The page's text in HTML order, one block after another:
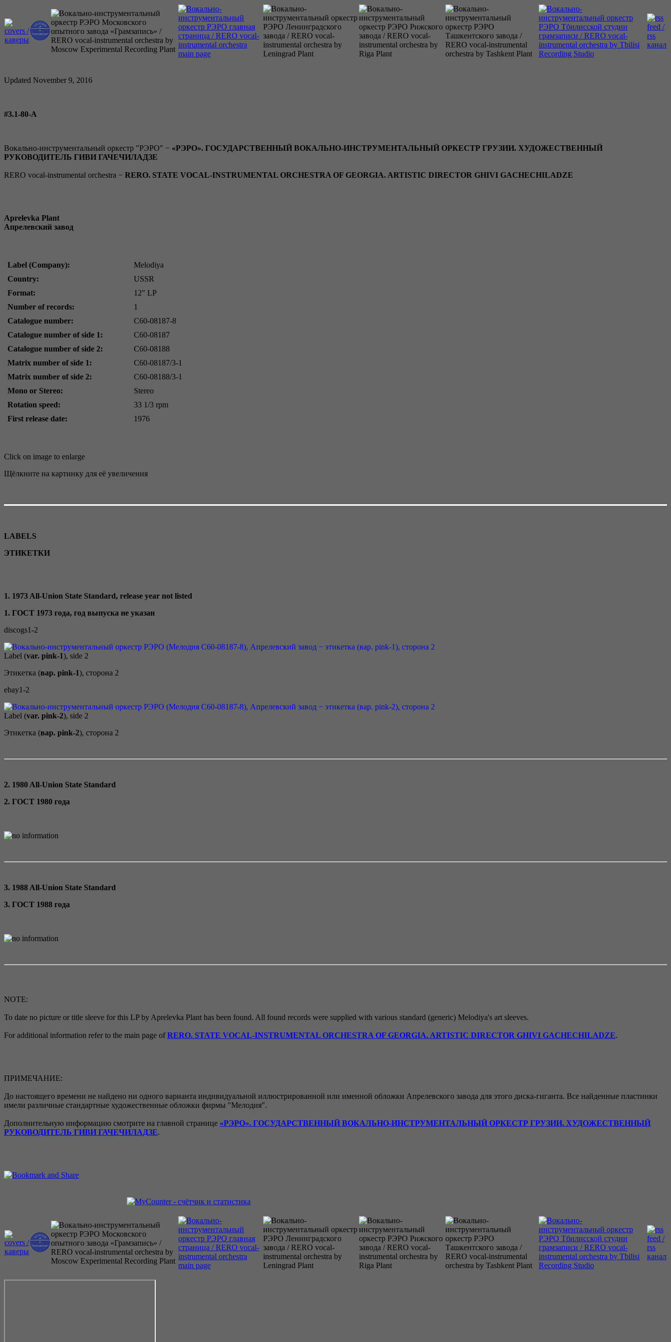
Updated November 9, 2016
#3.1-80-A
Вокально-инструментальный оркестр "РЭРО" − «РЭРО». ГОСУДАРСТВЕННЫЙ ВОКАЛЬНО-ИНСТРУМЕНТАЛЬНЫЙ ОРКЕСТР ГРУЗИИ. ХУДОЖЕСТВЕННЫЙ
РУКОВОДИТЕЛЬ ГИВИ ГАЧЕЧИЛАДЗЕ
RERO vocal-instrumental orchestra − RERO. STATE VOCAL-INSTRUMENTAL ORCHESTRA OF GEORGIA. ARTISTIC DIRECTOR GHIVI GACHECHILADZE
Aprelevka Plant
Апрелевский завод
Label (Company):
Melodiya
Country:
USSR
Format:
12" LP
Number of records:
1
Catalogue number:
C60-08187-8
Catalogue number of side 1:
C60-08187
Catalogue number of side 2:
C60-08188
Matrix number of side 1:
C60-08187/3-1
Matrix number of side 2:
C60-08188/3-1
Mono or Stereo:
Stereo
Rotation speed:
33 1/3 rpm
First release date:
1976
Click on image to enlarge
Щёлкните на картинку для её увеличения
LABELS
ЭТИКЕТКИ
1. 1973 All-Union State Standard, release year not listed
1. ГОСТ 1973 года, год выпуска не указан
discogs1-2
Label (var. pink-1), side 2
Этикетка (вар. pink-1), сторона 2
ebay1-2
Label (var. pink-2), side 2
Этикетка (вар. pink-2), сторона 2
2. 1980 All-Union State Standard
2. ГОСТ 1980 года
3. 1988 All-Union State Standard
3. ГОСТ 1988 года
NOTE:
To date no picture or title sleeve for this LP by Aprelevka Plant has been found. All found records were supplied with various standard (generic) Melodiya's art sleeves.
For additional information refer to the main page ofRERO. STATE VOCAL-INSTRUMENTAL ORCHESTRA OF GEORGIA. ARTISTIC DIRECTOR GHIVI GACHECHILADZE.
ПРИМЕЧАНИЕ:
До настоящего времени не найдено ни одного варианта индивидуальной иллюстрированной или именной обложки Апрелевского завода для этого диска-гиганта. Все найденные пластинки
имели различные стандартные художественные обложки фирмы "Мелодия".
Дополнительную информацию смотрите на главной странице «РЭРО». ГОСУДАРСТВЕННЫЙ ВОКАЛЬНО-ИНСТРУМЕНТАЛЬНЫЙ ОРКЕСТР ГРУЗИИ. ХУДОЖЕСТВЕННЫЙ
РУКОВОДИТЕЛЬ ГИВИ ГАЧЕЧИЛАДЗЕ.